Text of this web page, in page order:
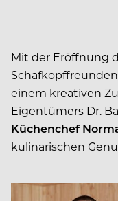
Mit der Eröffnung
einem kreativen
Eigentümers Dr.
Küchenchef
kulinarischen